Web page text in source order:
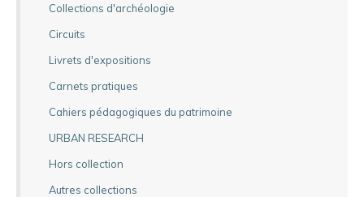
Collections d'archéologie
Circuits
Livrets d'expositions
Carnets pratiques
Cahiers pédagogiques du patrimoine
URBAN RESEARCH
Hors collection
Autres collections